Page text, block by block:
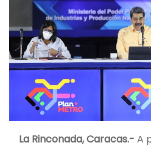
La Rinconada, Caracas.- A